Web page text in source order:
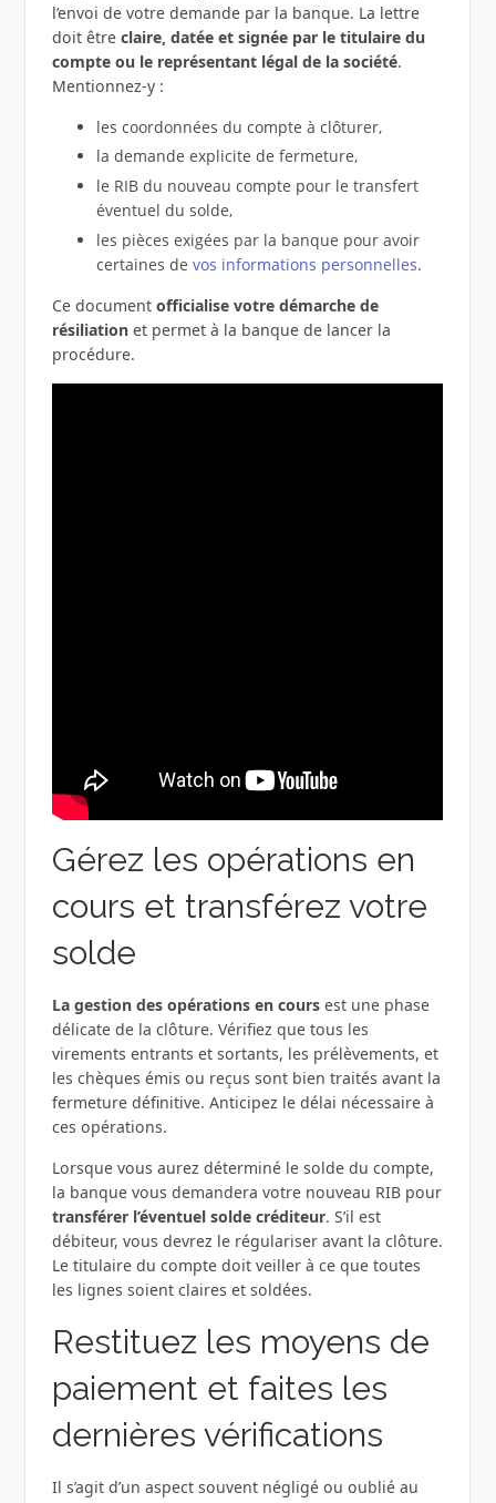
l’envoi de votre demande par la banque. La lettre
doit être claire, datée et signée par le titulaire du
compte ou le représentant légal de la société.
Mentionnez-y :
les coordonnées du compte à clôturer,
la demande explicite de fermeture,
le RIB du nouveau compte pour le transfert
éventuel du solde,
les pièces exigées par la banque pour avoir
certaines de vos informations personnelles.
Ce document officialise votre démarche de
résiliationet permet à la banque de lancer la
procédure.
Gérez les opérations en
cours et transférez votre
solde
La gestion des opérations en coursest une phase
délicate de la clôture. Vérifiez que tous les
virements entrants et sortants, les prélèvements, et
les chèques émis ou reçus sont bien traités avant la
fermeture définitive. Anticipez le délai nécessaire à
ces opérations.
Lorsque vous aurez déterminé le solde du compte,
la banque vous demandera votre nouveau RIB pour
transférer l’éventuel solde créditeur. S’il est
débiteur, vous devrez le régulariser avant la clôture.
Le titulaire du compte doit veiller à ce que toutes
les lignes soient claires et soldées.
Restituez les moyens de
paiement et faites les
dernières vérifications
Il s’agit d’un aspect souvent négligé ou oublié au